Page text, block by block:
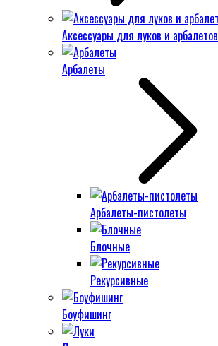
Аксессуары для луков и арбалетов
Арбалеты
Арбалеты-пистолеты
Блочные
Рекурсивные
Боуфишинг